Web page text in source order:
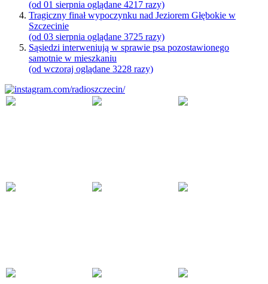
(od 01 sierpnia oglądane 4217 razy)
Tragiczny finał wypoczynku nad Jeziorem Głębokie w
Szczecinie
(od 03 sierpnia oglądane 3725 razy)
Sąsiedzi interweniują w sprawie psa pozostawionego
samotnie w mieszkaniu
(od wczoraj oglądane 3228 razy)